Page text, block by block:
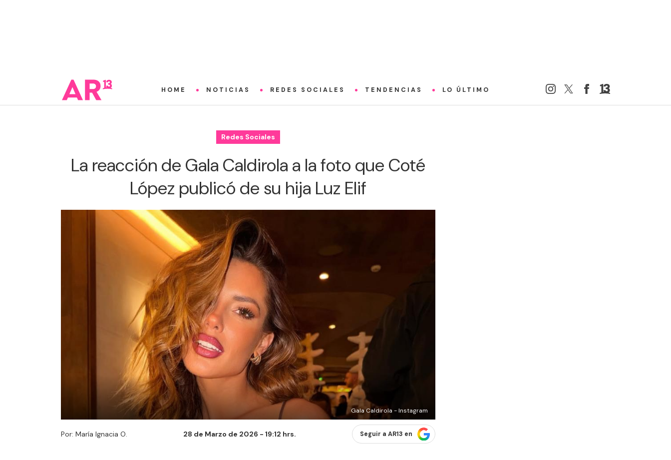
HOME NOTICIAS REDES SOCIALES TENDENCIAS LO ÚLTIMO
Redes Sociales
La reacción de Gala Caldirola a la foto que Coté
López publicó de su hija Luz Elif
Gala Caldirola - Instagram
Por: María Ignacia O. 28 de Marzo de 2026 - 19:12 hrs. Seguir a AR13 en